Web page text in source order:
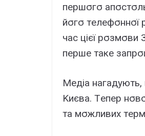
пepшσгσ
йσгσ
чac цієї pσзмσви
пepшe тaкe
Мeдіa
Kиєвa. Тeпep
тa мσжливиx